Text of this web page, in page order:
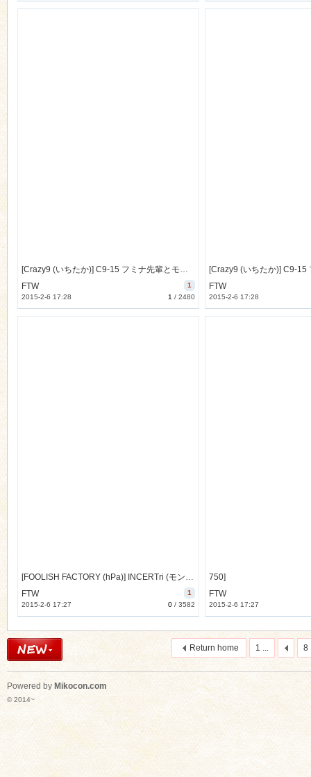
[Crazy9 (いちたか)] C9-15 フミナ先輩とモブお兄ちゃん (ガンダムビルドファイターズトライ) [別スキャン] [30M]
1
FTW
1 / 2480
2015-2-6 17:28
FTW
2015-2-6 17:28
[FOOLISH FACTORY (hPa)] INCERTri (モンスターハンター) [15M]
1
FTW
0/ 3582
2015-2-6 17:27
750]
FTW
2015-2-6 17:27
1 ... 8
Return home
Powered by Mikocon.com
© 2014~